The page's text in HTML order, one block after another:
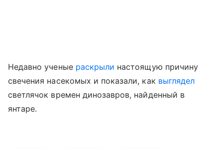
Недавно ученые раскрыли настоящую причину
свечения насекомых и показали, как выглядел
светлячок времен динозавров, найденный в
янтаре.